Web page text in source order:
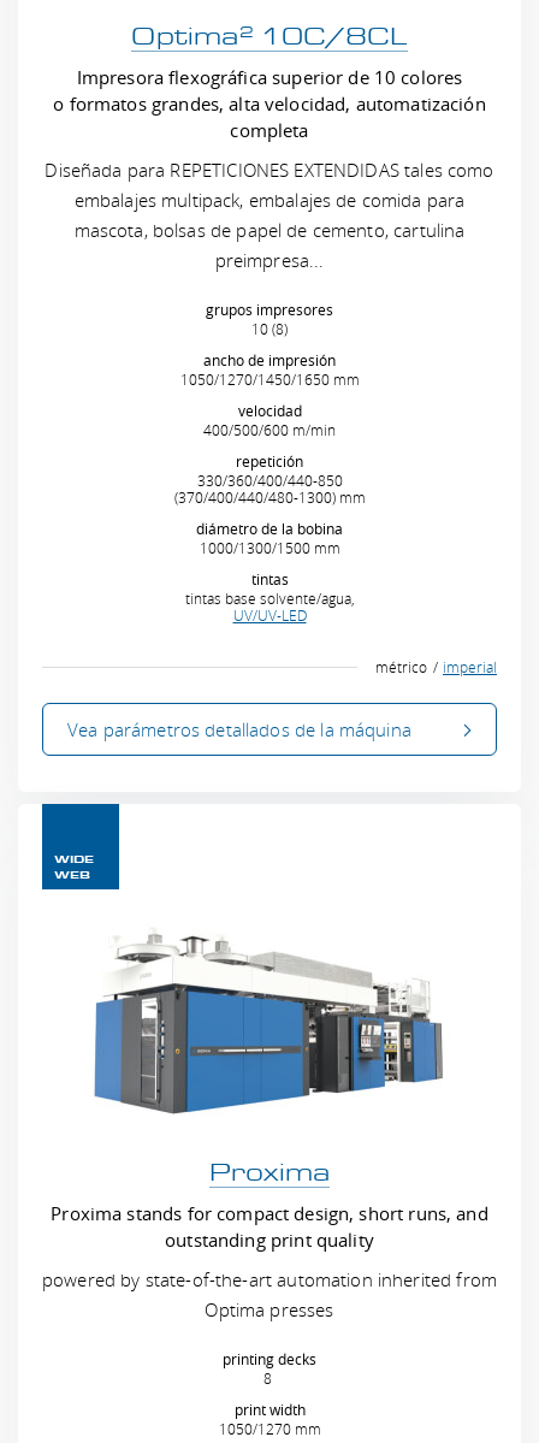
Optima 2 10C/8CL
Impresora flexográfica superior de 10 colores
o formatos grandes, alta velocidad, automatización
completa
Diseñada para REPETICIONES EXTENDIDAS tales como
embalajes multipack, embalajes de comida para
mascota, bolsas de papel de cemento, cartulina
preimpresa...
grupos impresores
10 (8)
ancho de impresión
1050/1270/1450/1650 mm
velocidad
400/500/600 m/min
repetición
330/360/400/440-850
(370/400/440/480-1300) mm
diámetro de la bobina
1000/1300/1500 mm
tintas
tintas base solvente/agua,
UV/UV-LED
métrico imperial
Vea parámetros detalladosde la máquina
WIDE
WEB
Proxima
Proxima stands for compact design, short runs, and
outstanding print quality
powered by state-of-the-art automation inherited from
Optima presses
printing decks
8
print width
1050/1270 mm